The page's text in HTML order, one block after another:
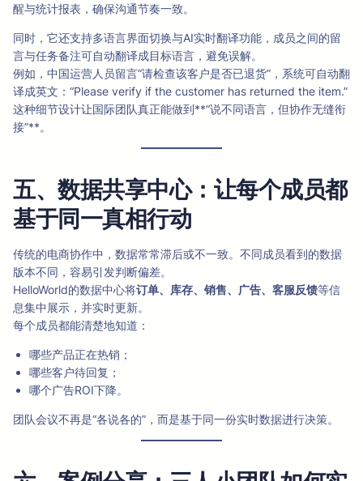
醒与统计报表，确保沟通节奏一致。
同时，它还支持多语言界面切换与AI实时翻译功能，成员之间的留
言与任务备注可自动翻译成目标语言，避免误解。
例如，中国运营人员留言“请检查该客户是否已退货”，系统可自动翻
译成英文：“Please verify if the customer has returned the item.”
这种细节设计让国际团队真正能做到**“说不同语言，但协作无缝衔
接”**。
五、数据共享中心：让每个成员都
基于同一真相行动
传统的电商协作中，数据常常滞后或不一致。不同成员看到的数据
版本不同，容易引发判断偏差。
HelloWorld的数据中心将订单、库存、销售、广告、客服反馈等信
息集中展示，并实时更新。
每个成员都能清楚地知道：
哪些产品正在热销；
哪些客户待回复；
哪个广告ROI下降。
团队会议不再是“各说各的”，而是基于同一份实时数据进行决策。